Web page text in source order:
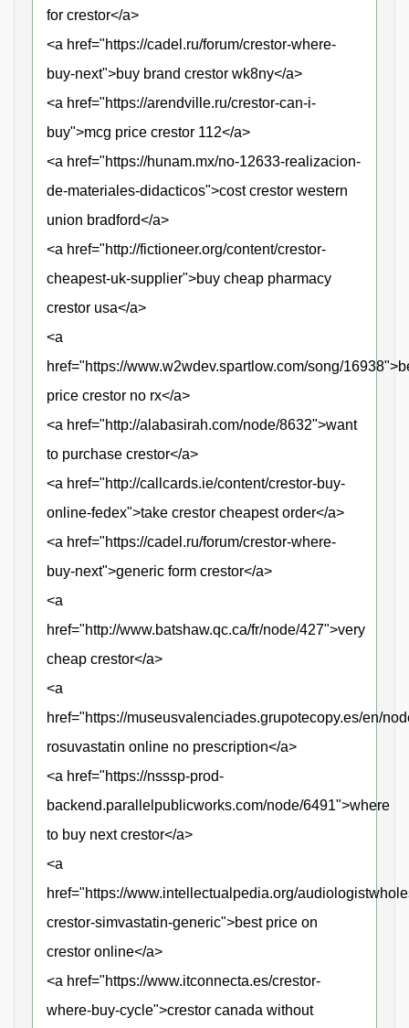
for crestor</a>
<a href="https://cadel.ru/forum/crestor-where-
buy-next">buy brand crestor wk8ny</a>
<a href="https://arendville.ru/crestor-can-i-
buy">mcg price crestor 112</a>
<a href="https://hunam.mx/no-12633-realizacion-
de-materiales-didacticos">cost crestor western
union bradford</a>
<a href="http://fictioneer.org/content/crestor-
cheapest-uk-supplier">buy cheap pharmacy
crestor usa</a>
<a
href="https://www.w2wdev.spartlow.com/song/
price crestor no rx</a>
<a href="http://alabasirah.com/node/8632">want
to purchase crestor</a>
<a href="http://callcards.ie/content/crestor-buy-
online-fedex">take crestor cheapest order</a>
<a href="https://cadel.ru/forum/crestor-where-
buy-next">generic form crestor</a>
<a
href="http://www.batshaw.qc.ca/fr/node/427">very
cheap crestor</a>
<a
href="https://museusvalenciades.grupotecopy.es/en/
rosuvastatin online no prescription</a>
<a href="https://nsssp-prod-
backend.parallelpublicworks.com/node/6491">where
to buy next crestor</a>
<a
href="https://www.intellectualpedia.org/
crestor-simvastatin-generic">best price on
crestor online</a>
<a href="https://www.itconnecta.es/crestor-
where-buy-cycle">crestor canada without